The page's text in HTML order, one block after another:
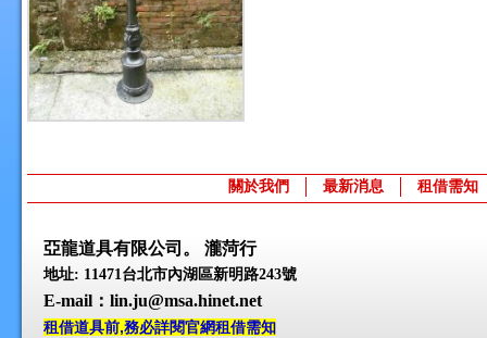
關於我們 最新消息 租借需知
亞龍道具有限公司。 瀧菏行
地址: 11471台北市內湖區新明路243號
E-mail ：lin.ju@msa.hinet.net
租借道具前,務必詳閱官網租借需知